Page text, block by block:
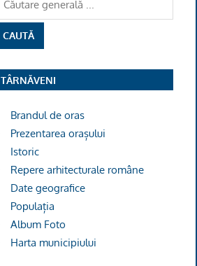
TÂRNĂVENI
Brandul de oras
Prezentarea orașului
Istoric
Repere arhitecturale române
Date geografice
Populația
Album Foto
Harta municipiului